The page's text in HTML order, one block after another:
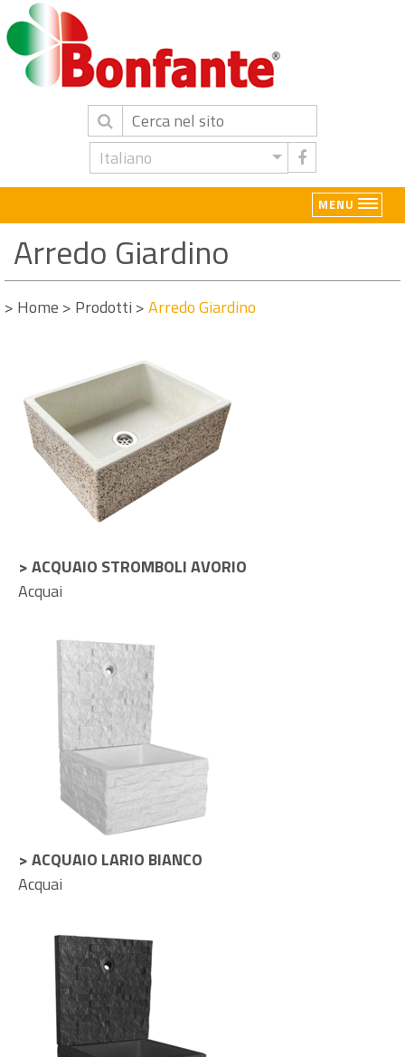
Italiano
MENU
Arredo Giardino
> Home > Prodotti >Arredo Giardino
> ACQUAIO STROMBOLI AVORIO
Acquai
> ACQUAIO LARIO BIANCO
Acquai